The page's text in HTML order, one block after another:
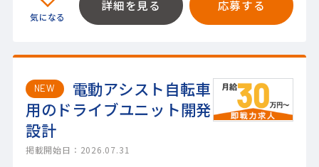
詳細を見る 応募する
NEW
電動アシスト自転車
用のドライブユニット開発
設計
掲載開始日：2026.07.31